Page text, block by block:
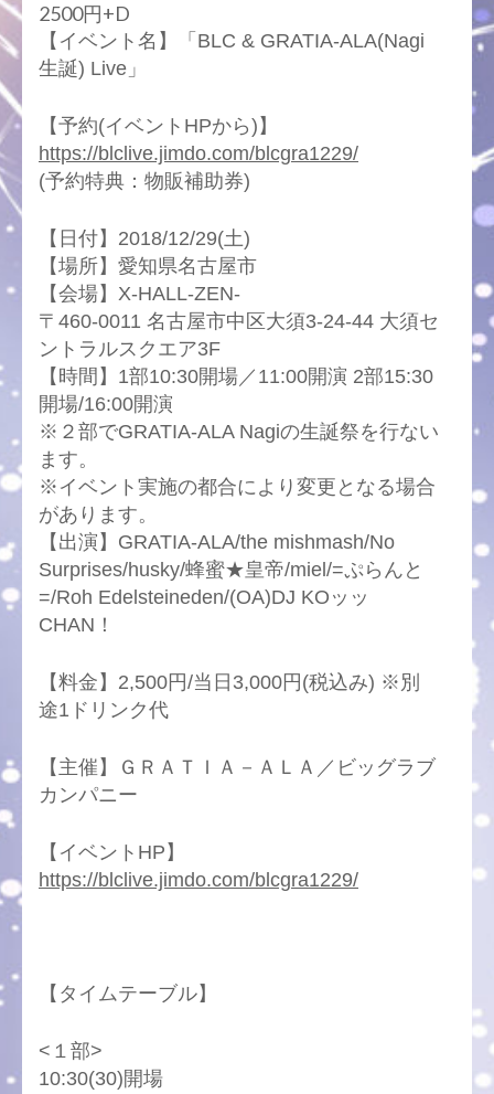
2500円+D
【イベント名】「BLC & GRATIA-ALA(Nagi
生誕) Live」
【予約(イベントHPから)】
https://blclive.jimdo.com/blcgra1229/
(予約特典：物販補助券)
【日付】2018/12/29(土)
【場所】愛知県名古屋市
【会場】X-HALL-ZEN-
〒460-0011 名古屋市中区大須3-24-44 大須セ
ントラルスクエア3F
【時間】1部10:30開場／11:00開演 2部15:30
開場/16:00開演
※２部でGRATIA-ALA Nagiの生誕祭を行ない
ます。
※イベント実施の都合により変更となる場合
があります。
【出演】GRATIA-ALA/the mishmash/No
Surprises/husky/蜂蜜★皇帝/miel/=ぷらんと
=/Roh Edelsteineden/(OA)DJ KOッッ
CHAN！
【料金】2,500円/当日3,000円(税込み) ※別
途1ドリンク代
【主催】ＧＲＡＴＩＡ－ＡＬＡ／ビッグラブ
カンパニー
【イベントHP】
https://blclive.jimdo.com/blcgra1229/
【タイムテーブル】
<１部>
10:30(30)開場